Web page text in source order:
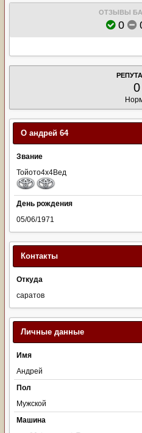
ОТЗЫВЫ
0
0
О андрей 64
Звание
Тойото4х4Вед
День рождения
05/06/1971
Контакты
Откуда
саратов
Личные данные
Имя
Андрей
Пол
Мужской
Машина